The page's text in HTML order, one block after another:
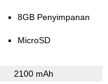
8GB Penyimpanan
MicroSD
2100 mAh